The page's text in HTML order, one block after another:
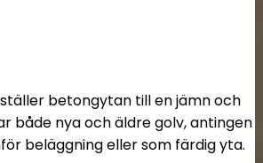
betongytan till en jämn och
både nya och äldre golv, antingen
beläggning eller som färdig yta.